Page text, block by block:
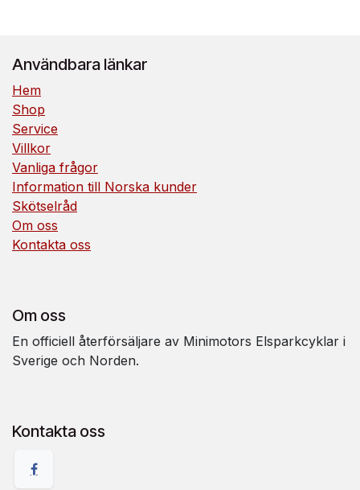
Användbara länkar
Hem
Shop
Service
Villkor
Vanliga frågor
Information till Norska kunder
Skötselråd
Om oss
Kontakta oss
Om oss
En officiell återförsäljare av Minimotors Elsparkcyklar i
Sverige och Norden.
Kontakta oss